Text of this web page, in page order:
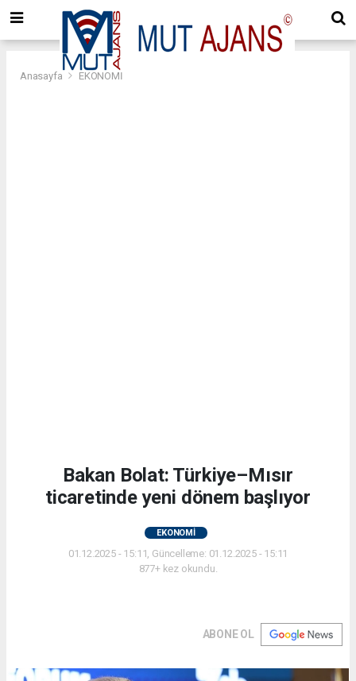
Anasayfa EKONOMİ
Bakan Bolat: Türkiye–Mısır
ticaretinde yeni dönem başlıyor
EKONOMİ
01.12.2025 - 15:11, Güncelleme: 01.12.2025 - 15:11
877+ kez okundu.
ABONE OL